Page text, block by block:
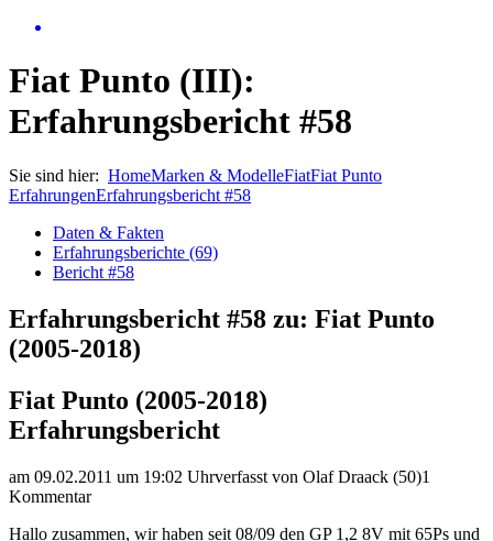
Fiat Punto (III):
Erfahrungsbericht #58
Sie sind hier: HomeMarken & ModelleFiatFiat Punto
ErfahrungenErfahrungsbericht #58
Daten & Fakten
Erfahrungsberichte (69)
Bericht #58
Erfahrungsbericht #58 zu: Fiat Punto
(2005-2018)
Fiat Punto (2005-2018)
Erfahrungsbericht
am 09.02.2011 um 19:02 Uhrverfasst von Olaf Draack (50)1
Kommentar
Hallo zusammen, wir haben seit 08/09 den GP 1,2 8V mit 65Ps und